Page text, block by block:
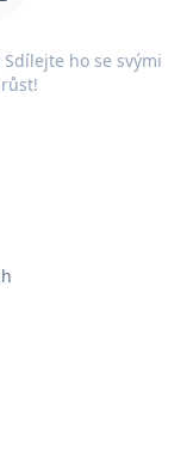
ho se svými